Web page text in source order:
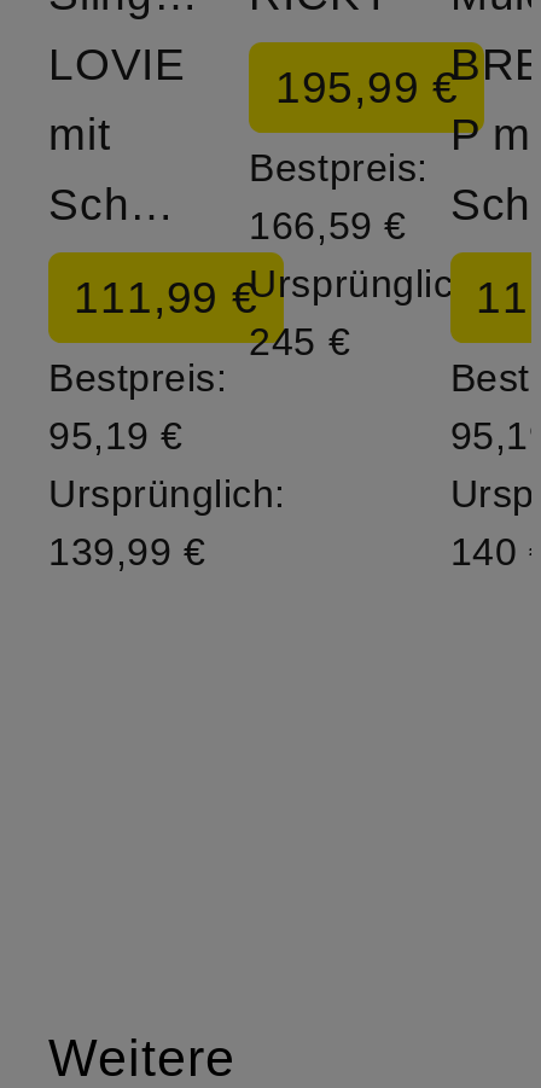
LOVIE
mit
Schmucksteinen
111,99 €
Bestpreis:
95,19 €
Ursprünglich:
139,99 €
195,99 €
Bestpreis:
166,59 €
Ursprünglich:
245 €
P
140
Weitere